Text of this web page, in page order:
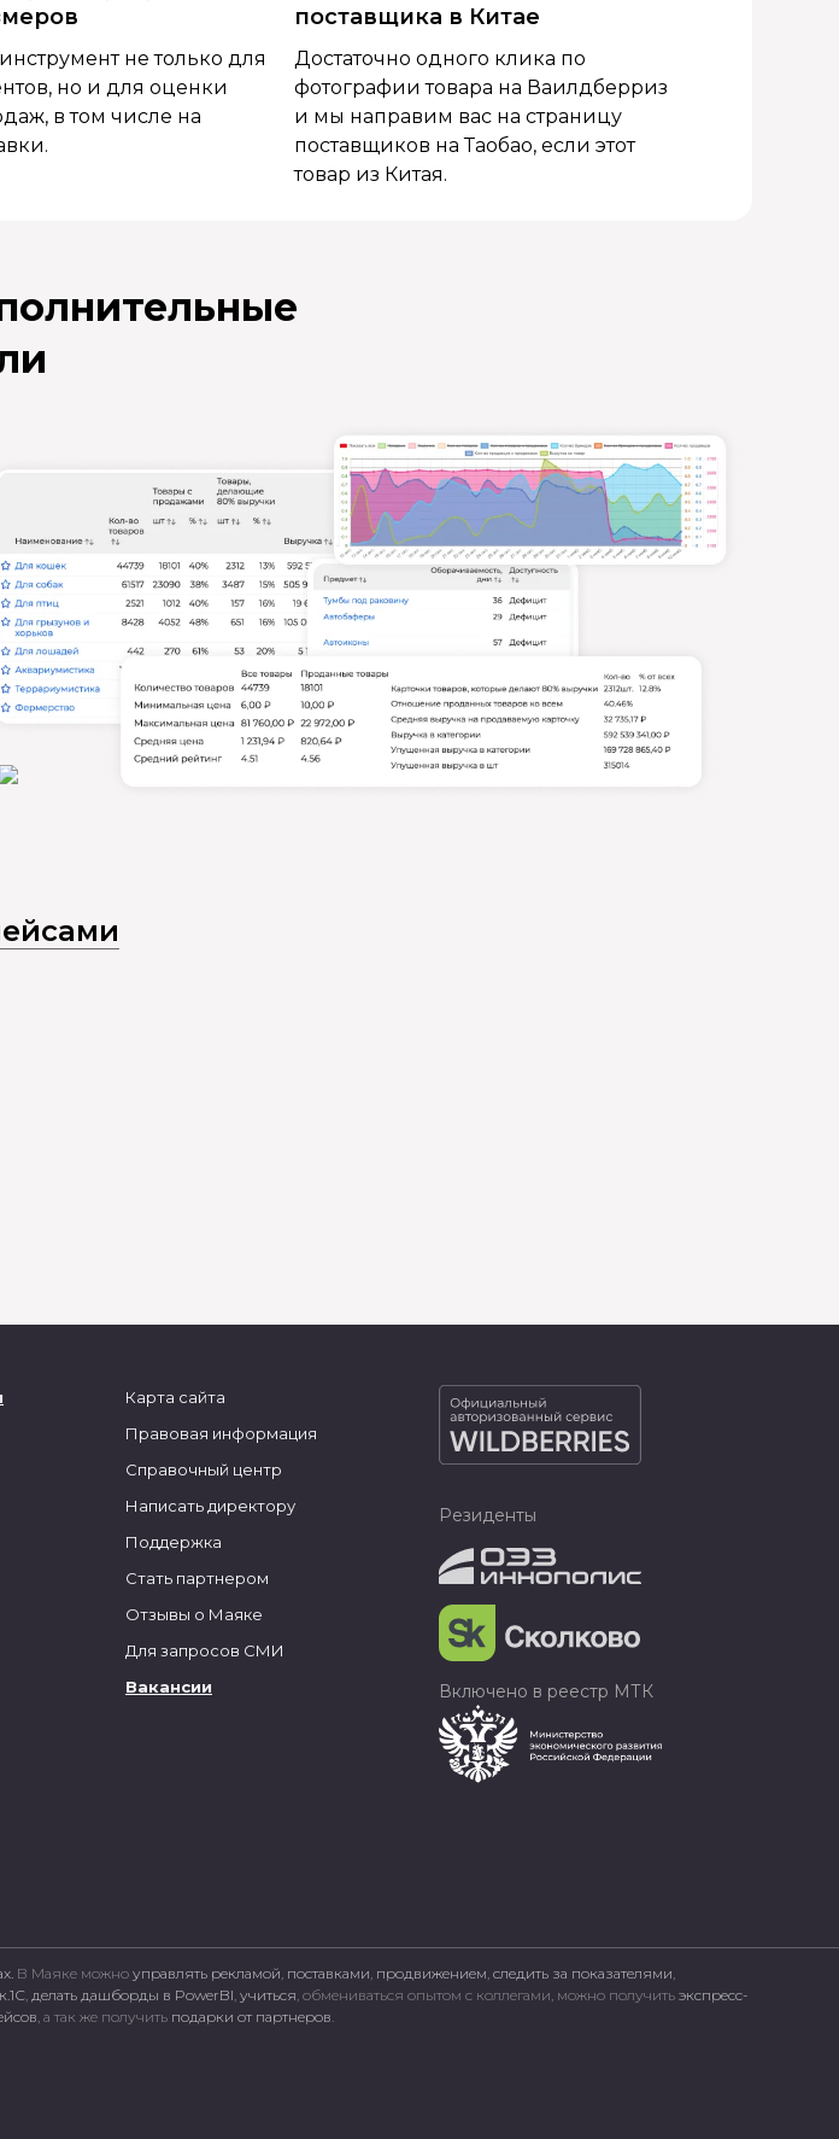
не только для
но и для оценки
в том числе на
поставщика в Китае
Достаточно одного клика по
фотографии товара на Ваилдберриз
и мы направим вас на страницу
поставщиков на Таобао, если этот
товар из Китая.
Карта сайта
Правовая информация
Справочный центр
Написать директору
Поддержка
Стать партнером
Отзывы о Маяке
Для запросов СМИ
Вакансии
Резиденты
Включено в реестр МТК
В Маяке можно управлять рекламой, поставками, продвижением, следить за показателями,
, делать дашборды в PowerBI, учиться, обмениваться опытом с коллегами, можно получить экспресс-
, а так же получить подарки от партнеров.